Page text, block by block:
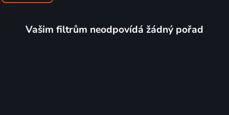
Vašim filtrům neodpovídá žádný pořad